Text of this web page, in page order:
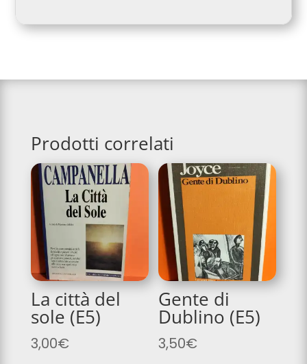
Prodotti correlati
La città del
sole (E5)
3,00€
Gente di
Dublino (E5)
3,50€